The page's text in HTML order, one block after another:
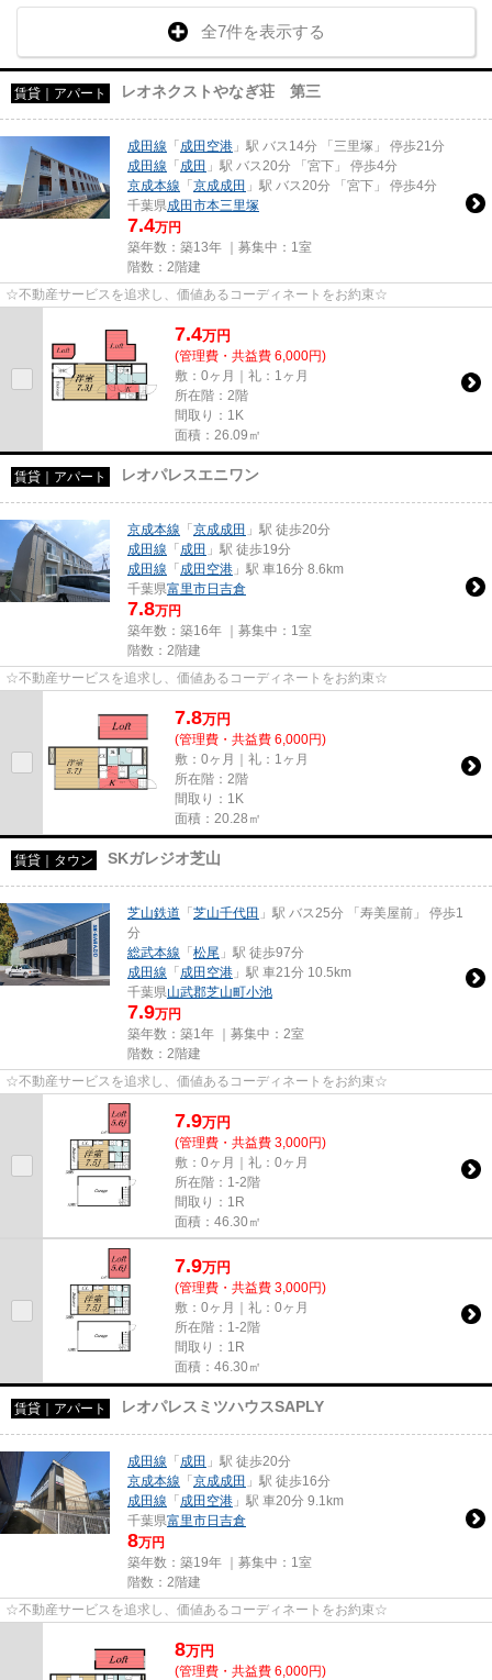
全7件を表示する
賃貸｜アパート レオネクストやなぎ荘 第三
成田線 「成田空港 」駅 バス14分 「三里塚」 停歩21分
成田線 「成田 」駅 バス20分 「宮下」 停歩4分
京成本線 「京成成田 」駅 バス20分 「宮下」 停歩4分
千葉県成田市本三里塚
7.4万円
築年数：築13年 ｜募集中： 1室
階数：2階建
☆不動産サービスを追求し、価値あるコーディネートをお約束☆
7.4万円
(管理費・共益費 6,000円)
敷：0ヶ月｜礼：1ヶ月
所在階：2階
間取り：1K
面積：26.09㎡
賃貸｜アパート レオパレスエニワン
京成本線 「京成成田 」駅 徒歩20分
成田線 「成田 」駅 徒歩19分
成田線 「成田空港 」駅 車16分 8.6km
千葉県富里市日吉倉
7.8万円
築年数：築16年 ｜募集中： 1室
階数：2階建
☆不動産サービスを追求し、価値あるコーディネートをお約束☆
7.8万円
(管理費・共益費 6,000円)
敷：0ヶ月｜礼：1ヶ月
所在階：2階
間取り：1K
面積：20.28㎡
賃貸｜タウン SKガレジオ芝山
芝山鉄道 「芝山千代田 」駅 バス25分 「寿美屋前」 停歩1
分
総武本線 「松尾 」駅 徒歩97分
成田線 「成田空港 」駅 車21分 10.5km
千葉県山武郡芝山町小池
7.9万円
築年数：築1年 ｜募集中： 2室
階数：2階建
☆不動産サービスを追求し、価値あるコーディネートをお約束☆
7.9万円
(管理費・共益費 3,000円)
敷：0ヶ月｜礼：0ヶ月
所在階：1-2階
間取り：1R
面積：46.30㎡
7.9万円
(管理費・共益費 3,000円)
敷：0ヶ月｜礼：0ヶ月
所在階：1-2階
間取り：1R
面積：46.30㎡
賃貸｜アパート レオパレスミツハウスSAPLY
成田線 「成田 」駅 徒歩20分
京成本線 「京成成田 」駅 徒歩16分
成田線 「成田空港 」駅 車20分 9.1km
千葉県富里市日吉倉
8万円
築年数：築19年 ｜募集中： 1室
階数：2階建
☆不動産サービスを追求し、価値あるコーディネートをお約束☆
8万円
(管理費・共益費 6,000円)